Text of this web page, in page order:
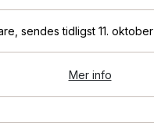
sendes tidligst 11. oktober
Mer info